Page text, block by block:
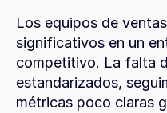
Los equipos de
significativos en un
competitivo. La falta
estandarizados,
métricas poco claras